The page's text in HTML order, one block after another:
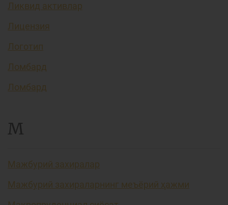
Ликвид активлар
Лицензия
Логотип
Ломбард
Ломбард
М
Мажбурий захиралар
Мажбурий захираларнинг меъёрий ҳажми